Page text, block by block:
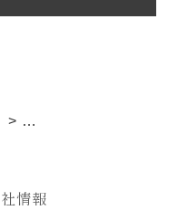
場合を除き、明示
は、契約書等によ
>
情報